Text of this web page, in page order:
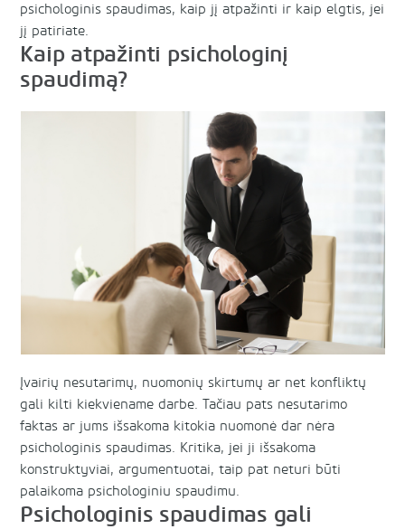
psichologinis spaudimas, kaip jį atpažinti ir kaip elgtis, jei
jį patiriate.
Kaip atpažinti psichologinį
spaudimą?
Įvairių nesutarimų, nuomonių skirtumų ar net konfliktų
gali kilti kiekviename darbe. Tačiau pats nesutarimo
faktas ar jums išsakoma kitokia nuomonė dar nėra
psichologinis spaudimas. Kritika, jei ji išsakoma
konstruktyviai, argumentuotai, taip pat neturi būti
palaikoma psichologiniu spaudimu.
Psichologinis spaudimas gali